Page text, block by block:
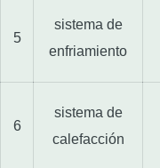
5
sistema de
enfriamiento
6
sistema de
calefacción